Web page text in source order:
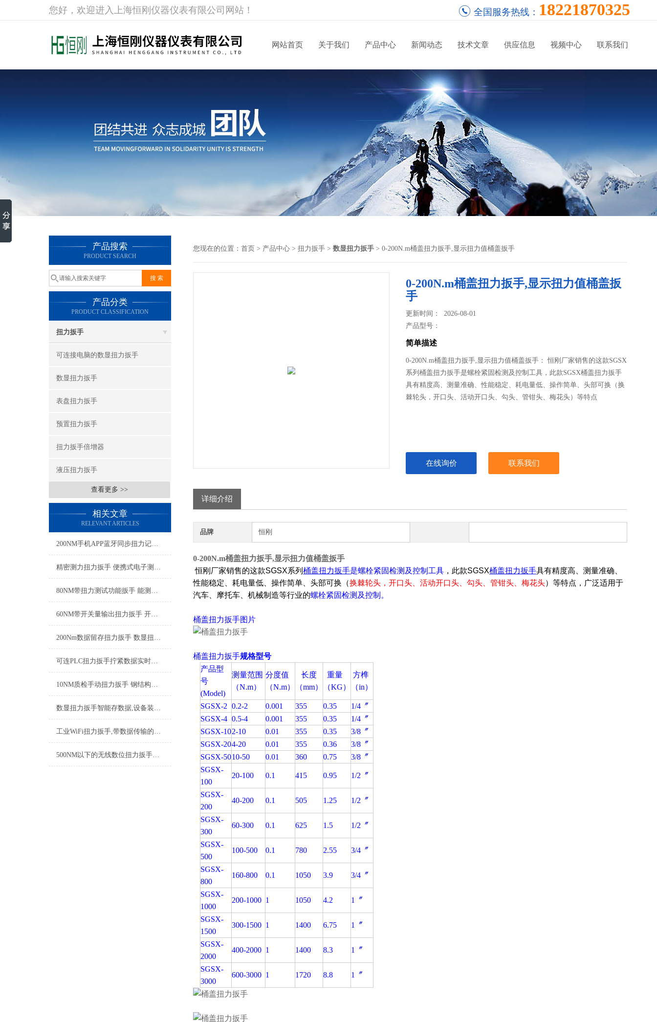
您好，欢迎进入上海恒刚仪器仪表有限公司网站！ 全国服务热线： 18221870325
网站首页 关于我们 产品中心 新闻动态 技术文章 供应信息 视频中心 联系我们
产品搜索
PRODUCT SEARCH
产品分类
PRODUCT CLASSIFICATION
扭力扳手
可连接电脑的数显扭力扳手
数显扭力扳手
表盘扭力扳手
预置扭力扳手
扭力扳手倍增器
液压扭力扳手
查看更多 >>
相关文章
RELEVANT ARTICLES
200NM手机APP蓝牙同步扭力记录扳手 实时蓝牙无线监测扭力扳手厂家
精密测力扭力扳手 便携式电子测力扳手 工厂装配电子扭矩扳手厂家
80NM带扭力测试功能扳手 能测试扭力的扳手 可实测扭力扳手厂家
60NM带开关量输出扭力扳手 开关量扭力扳手实现拧紧信号反馈
200Nm数据留存扭力扳手 数显扭力扳手检测数据直接导出SGTST
可连PLC扭力扳手拧紧数据实时上传,直连PLC智能扭力扳手厂家
10NM质检手动扭力扳手 钢结构紧固力矩扳手 工业手动扭矩测量工具厂家
数显扭力扳手智能存数据,设备装配精密数字式智能力矩扳手厂家
工业WiFi扭力扳手,带数据传输的WiFi扭力扳手,数据款扭力扳手品牌
500NM以下的无线数位扭力扳手数据实时上传 车间质检用的无线扭力扳手品牌
您现在的位置： 首页 > 产品中心 > 扭力扳手 > 数显扭力扳手 > 0-200N.m桶盖扭力扳手,显示扭力值桶盖扳手
0-200N.m桶盖扭力扳手,显示扭力值桶盖扳
手
更新时间： 2026-08-01
产品型号：
简单描述
0-200N.m桶盖扭力扳手,显示扭力值桶盖扳手： 恒刚厂家销售的这款SGSX
系列桶盖扭力扳手是螺栓紧固检测及控制工具，此款SGSX桶盖扭力扳手
具有精度高、测量准确、性能稳定、耗电量低、操作简单、头部可换（换
棘轮头，开口头、活动开口头、勾头、管钳头、梅花头）等特点
在线询价 联系我们
详细介绍
品牌 恒刚
0-200N.m桶盖扭力扳手,显示扭力值桶盖扳手
恒刚厂家销售的这款SGSX系列 桶盖扭力扳手是螺栓紧固检测及控制工具 ，此款SGSX桶盖扭力扳手具有精度高、测量准确、
性能稳定、耗电量低、操作简单、头部可换（换棘轮头，开口头、活动开口头、勾头、管钳头、梅花头）等特点，广泛适用于
汽车、摩托车、机械制造等行业的螺栓紧固检测及控制。
桶盖扭力扳手图片
桶盖扭力扳手规格型号
产品型
号
(Model)
测量范围
（N.m）
分度值
（N.m）
长度
（mm）
重量
（KG）
方榫
（in）
SGSX-2 0.2-2 0.001 355 0.35
1/4〞
SGSX-4 0.5-4 0.001 355 0.35
1/4〞
SGSX-102-10 0.01 355 0.35
3/8〞
SGSX-204-20 0.01 355 0.36
3/8〞
SGSX-5010-50 0.01 360 0.75
3/8〞
SGSX-
100
20-100 0.1 415 0.95 1/2〞
SGSX-
200
40-200 0.1 505 1.25 1/2〞
SGSX-
300
60-300 0.1 625 1.5 1/2〞
SGSX-
500
100-500 0.1 780 2.55 3/4〞
SGSX-
800
160-800 0.1 1050 3.9 3/4〞
SGSX-
1000
200-1000 1 1050 4.2 1〞
SGSX-
1500
300-1500 1 1400 6.75 1〞
SGSX-
2000
400-2000 1 1400 8.3 1〞
SGSX-
3000
600-3000 1 1720 8.8 1〞